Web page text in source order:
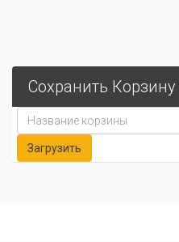
Сохранить Корзину